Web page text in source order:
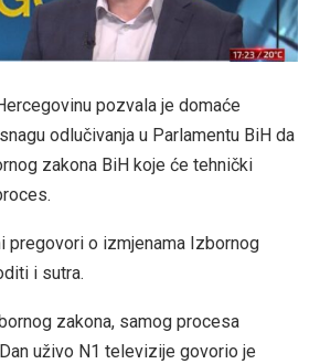
pozvala je domaće
odlučivanja u Parlamentu BiH da
zakona BiH koje će tehnički
pregovori o izmjenama Izbornog
i sutra.
zakona, samog procesa
uživo N1 televizije govorio je